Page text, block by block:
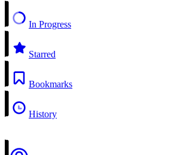
In Progress
Starred
Bookmarks
History